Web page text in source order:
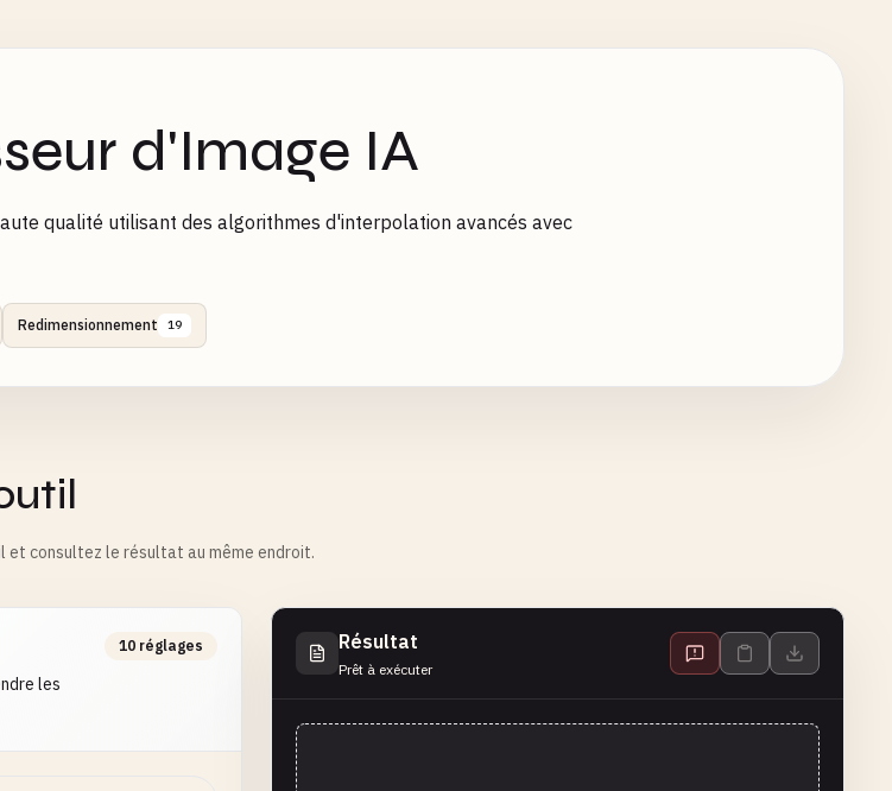
d'Image IA
qualité utilisant des algorithmes d'interpolation avancés avec
Redimensionnement 19
et consultez le résultat au même endroit.
les
10 réglages Résultat
Prêt à exécuter